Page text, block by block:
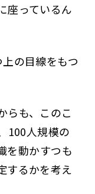
座っているん
の目線をもつ
らも、このこ
100人規模の
を動かすつも
するかを考え